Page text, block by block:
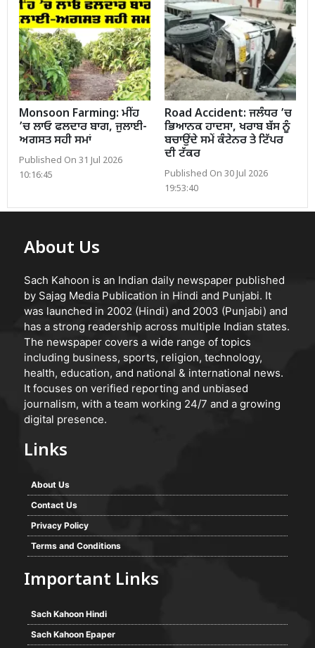
Monsoon Farming: ਮੀਂਹ
’ਚ ਲਾਓ ਫਲਦਾਰ ਬਾਗ, ਜੁਲਾਈ-
ਅਗਸਤ ਸਹੀ ਸਮਾਂ
Published On 31 Jul 2026
10:16:45
Road Accident: ਜਲੰਧਰ ’ਚ
ਭਿਆਨਕ ਹਾਦਸਾ, ਖਰਾਬ ਬੱਸ ਨੂੰ
ਬਚਾਉਂਦੇ ਸਮੇਂ ਕੰਟੇਨਰ ਤੇ ਟਿੱਪਰ
ਦੀ ਟੱਕਰ
Published On 30 Jul 2026
19:53:40
About Us
Sach Kahoon is an Indian daily newspaper published
by Sajag Media Publication in Hindi and Punjabi. It
was launched in 2002 (Hindi) and 2003 (Punjabi) and
has a strong readership across multiple Indian states.
The newspaper covers a wide range of topics
including business, sports, religion, technology,
health, education, and national & international news.
It focuses on verified reporting and unbiased
journalism, with a team working 24/7 and a growing
digital presence.
Links
About Us
Contact Us
Privacy Policy
Terms and Conditions
Important Links
Sach Kahoon Hindi
Sach Kahoon Epaper